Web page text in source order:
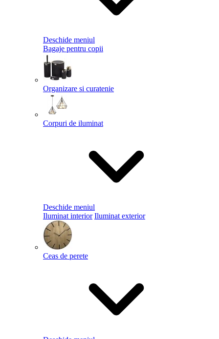
Deschide meniul
Bagaje pentru copii
Organizare si curatenie
Corpuri de iluminat
Deschide meniul
Iluminat interior Iluminat exterior
Ceas de perete